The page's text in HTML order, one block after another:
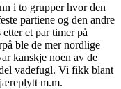
i to grupper hvor den
partiene og den andre
et par timer på
ble de mer nordlige
kanskje noen av de
vadefugl. Vi fikk blant
m.m.